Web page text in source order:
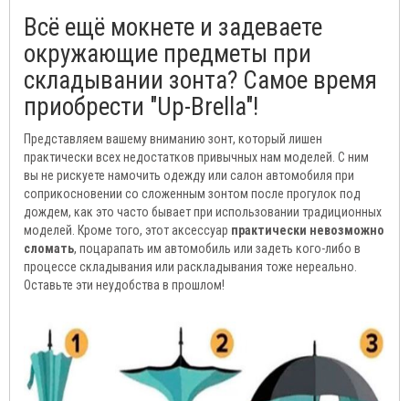
Всё ещё мокнете и задеваете
окружающие предметы при
складывании зонта? Самое время
приобрести "Up-Brella"!
Представляем вашему вниманию зонт, который лишен
практически всех недостатков привычных нам моделей. С ним
вы не рискуете намочить одежду или салон автомобиля при
соприкосновении со сложенным зонтом после прогулок под
дождем, как это часто бывает при использовании традиционных
моделей. Кроме того, этот аксессуар практически невозможно
сломать, поцарапать им автомобиль или задеть кого-либо в
процессе складывания или раскладывания тоже нереально.
Оставьте эти неудобства в прошлом!